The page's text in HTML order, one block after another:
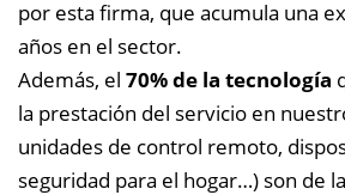
por esta firma, que acumula una
años en el sector.
Además, el 70% de la tecnología
la prestación del servicio en
unidades de control remoto,
seguridad para el hogar…) son de la